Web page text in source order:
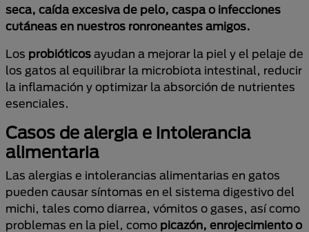
seca, caída excesiva de pelo, caspa o infecciones
cutáneas en nuestros ronroneantes amigos.
Los probióticos ayudan a mejorar la piel y el pelaje de
los gatos al equilibrar la microbiota intestinal, reducir
la inflamación y optimizar la absorción de nutrientes
esenciales.
Casos de alergia e intolerancia
alimentaria
Las alergias e intolerancias alimentarias en gatos
pueden causar síntomas en el sistema digestivo del
michi, tales como diarrea, vómitos o gases, así como
problemas en la piel, como picazón, enrojecimiento o